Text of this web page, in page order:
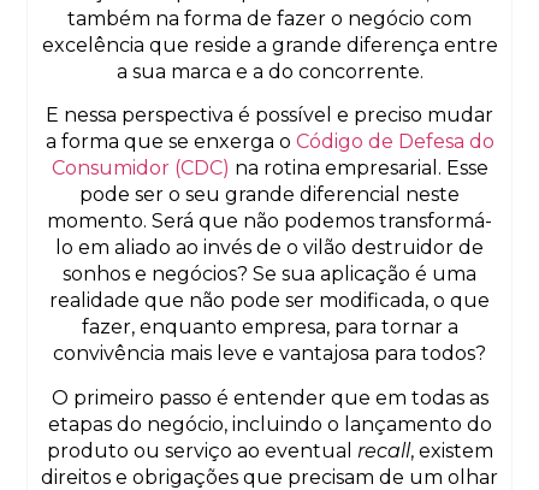
também na forma de fazer o negócio com
excelência que reside a grande diferença entre
a sua marca e a do concorrente.
E nessa perspectiva é possível e preciso mudar
a forma que se enxerga o Código de Defesa do
Consumidor (CDC) na rotina empresarial. Esse
pode ser o seu grande diferencial neste
momento. Será que não podemos transformá-
lo em aliado ao invés de o vilão destruidor de
sonhos e negócios? Se sua aplicação é uma
realidade que não pode ser modificada, o que
fazer, enquanto empresa, para tornar a
convivência mais leve e vantajosa para todos?
O primeiro passo é entender que em todas as
etapas do negócio, incluindo o lançamento do
produto ou serviço ao eventual recall, existem
direitos e obrigações que precisam de um olhar